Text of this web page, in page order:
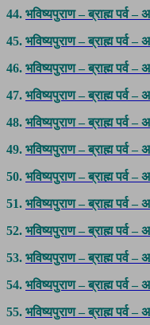
44. भविष्यपुराण – ब्राह्म पर्व –
45. भविष्यपुराण – ब्राह्म पर्व –
46. भविष्यपुराण – ब्राह्म पर्व –
47. भविष्यपुराण – ब्राह्म पर्व –
48. भविष्यपुराण – ब्राह्म पर्व
49. भविष्यपुराण – ब्राह्म पर्व –
50. भविष्यपुराण – ब्राह्म पर्व
51. भविष्यपुराण – ब्राह्म पर्व –
52. भविष्यपुराण – ब्राह्म पर्व
53. भविष्यपुराण – ब्राह्म पर्व –
54. भविष्यपुराण – ब्राह्म पर्व
55. भविष्यपुराण – ब्राह्म पर्व